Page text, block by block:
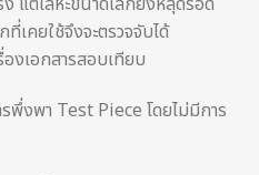
เคยใช้จึงจะตรวจจับได้
องเอกสารสอบเทียบ
พึ่งพา Test Piece โดยไม่มีการ